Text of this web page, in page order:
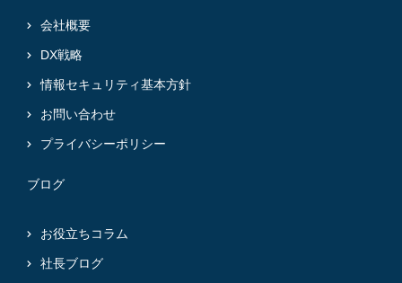
会社概要
DX戦略
情報セキュリティ基本方針
お問い合わせ
プライバシーポリシー
ブログ
お役立ちコラム
社長ブログ